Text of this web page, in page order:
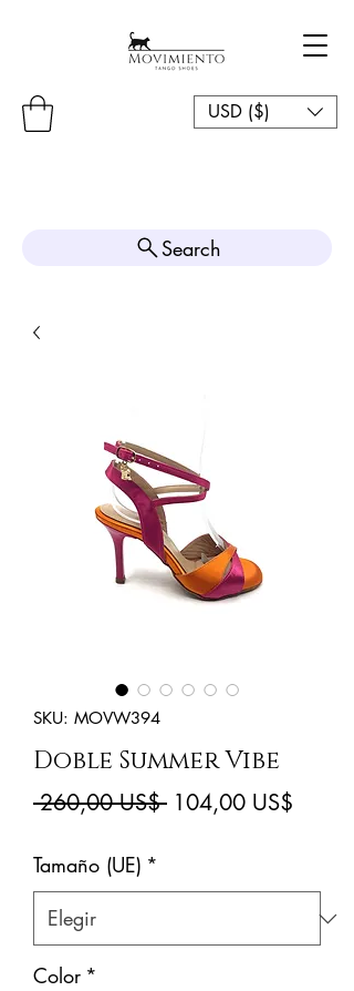
USD ($)
Search
SKU: MOVW394
Doble Summer Vibe
260,00 US$ Precio
104,00 US$
Tamaño (UE) *
Color *